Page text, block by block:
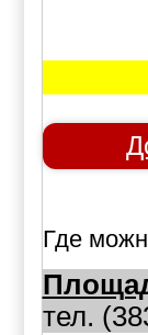
Где
тел.